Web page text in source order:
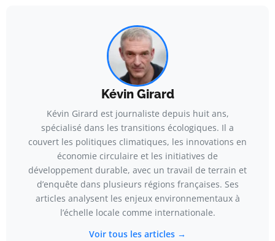
Kévin Girard
Kévin Girard est journaliste depuis huit ans,
spécialisé dans les transitions écologiques. Il a
couvert les politiques climatiques, les innovations en
économie circulaire et les initiatives de
développement durable, avec un travail de terrain et
d’enquête dans plusieurs régions françaises. Ses
articles analysent les enjeux environnementaux à
l’échelle locale comme internationale.
Voir tous les articles →